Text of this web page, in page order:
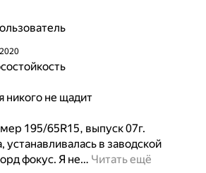
никого не щадит
195/65R15, выпуск 07г.
в заводской
фокус. Я не… Читать ещё